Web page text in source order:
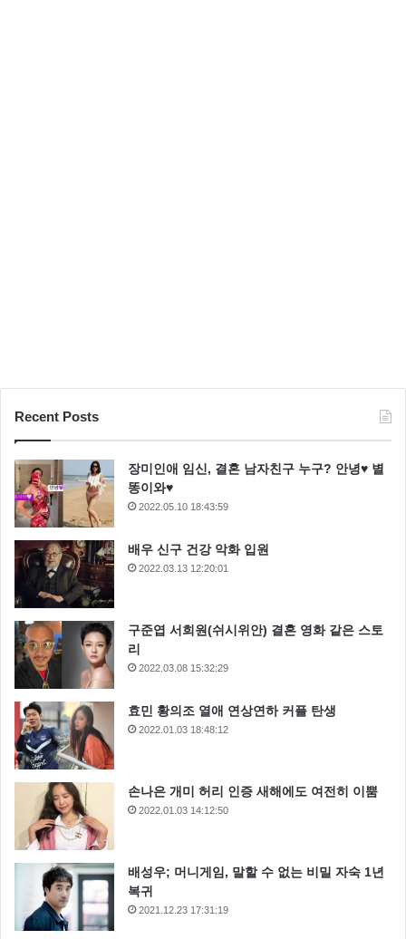
Recent Posts
장미인애 임신, 결혼 남자친구 누구? 안녕♥ 별
똥이와♥
2022.05.10 18:43:59
배우 신구 건강 악화 입원
2022.03.13 12:20:01
구준엽 서희원(쉬시위안) 결혼 영화 같은 스토
리
2022.03.08 15:32:29
효민 황의조 열애 연상연하 커플 탄생
2022.01.03 18:48:12
손나은 개미 허리 인증 새해에도 여전히 이뿜
2022.01.03 14:12:50
배성우; 머니게임, 말할 수 없는 비밀 자숙 1년
복귀
2021.12.23 17:31:19